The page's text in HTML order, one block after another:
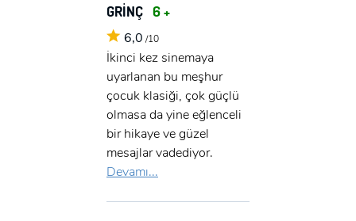
GRİNÇ 6 +
6,0 /10
İkinci kez sinemaya
uyarlanan bu meşhur
çocuk klasiği, çok güçlü
olmasa da yine eğlenceli
bir hikaye ve güzel
mesajlar vadediyor.
Devamı...